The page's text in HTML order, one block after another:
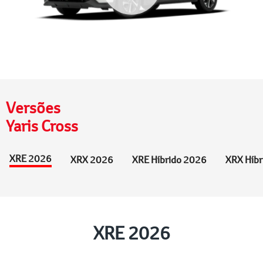
Versões
Yaris Cross
XRE 2026 XRX 2026 XRE Híbrido 2026 XRX
XRE 2026